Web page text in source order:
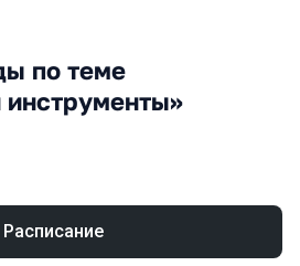
по теме
инструменты»
Расписание